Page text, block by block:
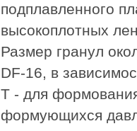
подплавленного
высокоплотных
Размер гранул
DF-16, в
T - для
формующихся